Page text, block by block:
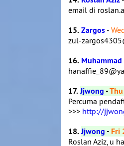
email di
15.Zargos -
zul-
16.
17.Jjwong-
Percuma
>>> http://
18.Jjwong- Fri
Roslan Aziz, u